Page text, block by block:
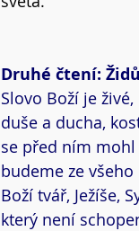
Druhé čtení:
Slovo Boží je
duše a ducha,
se před ním
budeme ze
Boží tvář, Ježíše,
který není